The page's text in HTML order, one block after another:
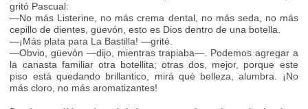
gritó Pascual:
—No más Listerine, no más crema dental, no más seda, no más
cepillo de dientes, güevón, esto es Dios dentro de una botella.
—¡Más plata para La Bastilla! —grité.
—Obvio, güevón —dijo, mientras trapiaba—. Podemos agregar a
la canasta familiar otra botellita; otras dos, mejor, porque este
piso está quedando brillantico, mirá qué belleza, alumbra. ¡No
más cloro, no más aromatizantes!